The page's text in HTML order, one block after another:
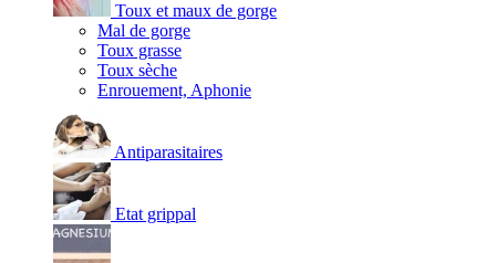
Toux et maux de gorge
Mal de gorge
Toux grasse
Toux sèche
Enrouement, Aphonie
Antiparasitaires
Etat grippal